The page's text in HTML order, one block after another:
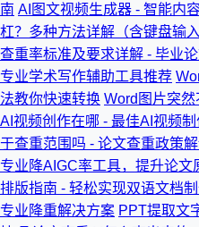
南 AI图文视频生成器 - 智能内
杠？多种方法详解（含键盘输
查重率标准及要求详解 - 毕业
专业学术写作辅助工具推荐
法教你快速转换 Word图片突
AI视频创作在哪 - 最佳AI视频
于查重范围吗 - 论文查重政策
专业降AIGC率工具，提升论文
排版指南 - 轻松实现双语文档
专业降重解决方案 PPT提取文